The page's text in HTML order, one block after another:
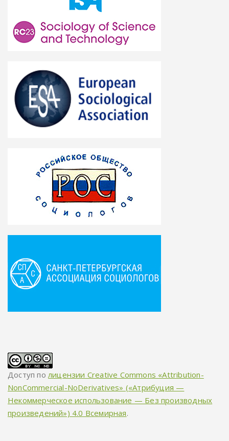
Доступ полицензии Creative Commons «Attribution-
NonCommercial-NoDerivatives» («Атрибуция —
Некоммерческое использование — Без производных
произведений») 4.0 Всемирная.